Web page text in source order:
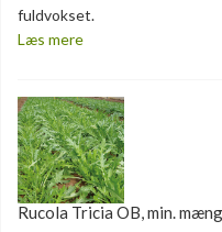
fuldvokset.
Læs mere
Rucola Tricia OB, min.